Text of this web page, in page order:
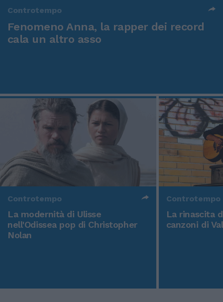
Controtempo
Fenomeno Anna, la rapper dei record
cala un altro asso
Controtempo
La modernità di Ulisse
nell'Odissea pop di Christopher
Nolan
Controtempo
La rinascita
canzoni di